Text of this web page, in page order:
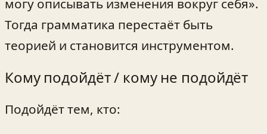
могу описывать изменения вокруг себя».
Тогда грамматика перестаёт быть
теорией и становится инструментом.
Кому подойдёт / кому не подойдёт
Подойдёт тем, кто: